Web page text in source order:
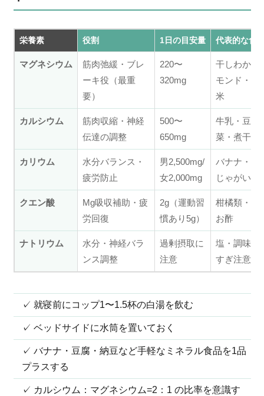
栄養素 役割 1日の目安量 代表的な食
マグネシウム
筋肉弛緩・ブレ
ーキ役（最重
要）
220〜
320mg
干しわかめ
モンド・納
米
カルシウム
筋肉収縮・神経
伝達の調整
500〜
650mg
牛乳・豆腐
菜・煮干し
カリウム
水分バランス・
疲労防止
男2,500mg/
女2,000mg
バナナ・キ
じゃがいも
クエン酸
Mg吸収補助・疲
労回復
2g（運動習
慣あり5g）
柑橘類・梅
お酢
ナトリウム
水分・神経バラ
ンス調整
過剰摂取に
注意
塩・調味料
すぎ注意）
✓ 就寝前にコップ1〜1.5杯の白湯を飲む
✓ ベッドサイドに水筒を置いておく
✓ バナナ・豆腐・納豆など手軽なミネラル食品を1品
プラスする
✓ カルシウム：マグネシウム=2：1 の比率を意識す